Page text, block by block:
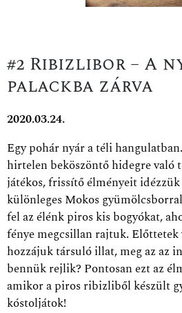
#2 Ribizlibor – A
palackba zárva
2020.03.24.
Egy pohár nyár a téli
hirtelen beköszöntő hidegre való
játékos, frissítő élményeit idézzük
különleges Mokos
fel az élénk piros kis bogyókat,
fénye megcsillan rajtuk. Előttetek
hozzájuk társuló illat, meg az az
bennük rejlik? Pontosan ezt az
amikor a piros ribizliből készült
kóstoljátok!